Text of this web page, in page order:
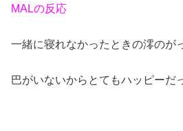
MALの反応
一緒に寝れなかったときの澪のが
巴がいないからとてもハッピーだ